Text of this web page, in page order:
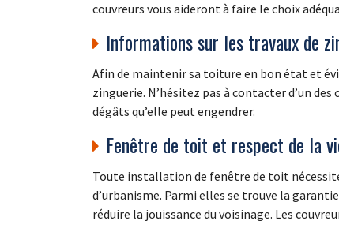
couvreurs vous aideront à faire le choix
Informations sur les travaux de
Afin de maintenir sa toiture en bon état et
zinguerie. N’hésitez pas à contacter d’un
dégâts qu’elle peut engendrer.
Fenêtre de toit et respect de la
Toute installation de fenêtre de toit
d’urbanisme. Parmi elles se trouve la
réduire la jouissance du voisinage. Les